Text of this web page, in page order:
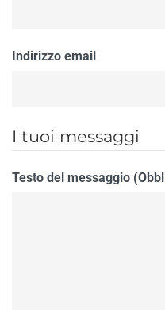
Indirizzo email
I tuoi messaggi
Testo del messaggio